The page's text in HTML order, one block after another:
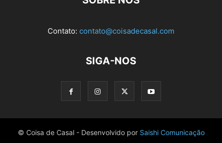
Contato: contato@coisadecasal.com
SIGA-NOS
© Coisa de Casal - Desenvolvido por Saishi Comunicação